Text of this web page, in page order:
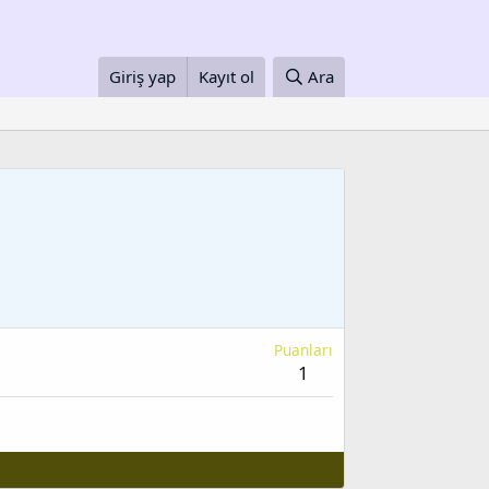
Giriş yap Kayıt ol Ara
Puanları
1